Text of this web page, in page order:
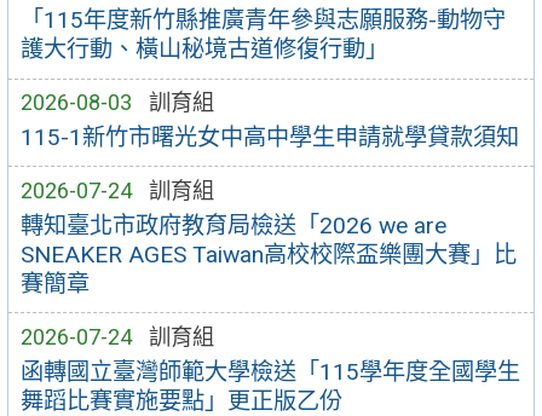
「115年度新竹縣推廣青年參與志願服務-動物守
護大行動、橫山秘境古道修復行動」
2026-08-03 訓育組
115-1新竹市曙光女中高中學生申請就學貸款須知
2026-07-24 訓育組
轉知臺北市政府教育局檢送「2026 we are
SNEAKER AGES Taiwan高校校際盃樂團大賽」比
賽簡章
2026-07-24 訓育組
函轉國立臺灣師範大學檢送「115學年度全國學生
舞蹈比賽實施要點」更正版乙份